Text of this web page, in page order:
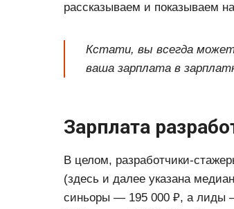
рассказываем и показываем
Кстати, вы всегда
ваша зарплата в
Зарплата
В целом, разработчики-
(здесь и далее указана
синьоры — 195 000 ₽, а лиды